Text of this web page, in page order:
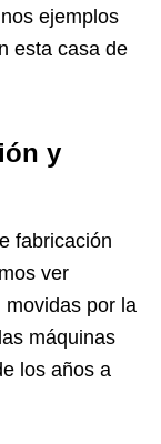
ejemplos
esta casa de
y
fabricación
ver
movidas por la
máquinas
los años a